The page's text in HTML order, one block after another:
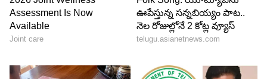
క్యాన్వాస్ బోర్డు లేదా కార్డ్‌బోర్డ్‌పై పిస్తా పెంకులతో పూలు,
చెట్లు లేదా అబ్స్ట్రాక్ట్ డిజైన్లు రూపొందించవచ్చు. ఇవి
గోడలకు వేలాడదీసే హ్యాండ్‌మేడ్ ఆర్ట్ పీస్‌లా కనిపిస్తాయి.